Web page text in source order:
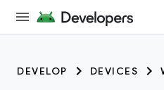
DEVELOP DEVICES